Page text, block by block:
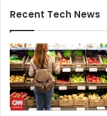
Recent Tech News